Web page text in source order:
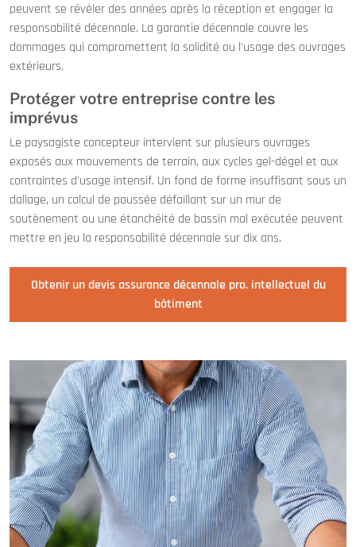
peuvent se révéler des années après la réception et engager la
responsabilité décennale. La garantie décennale couvre les
dommages qui compromettent la solidité ou l'usage des ouvrages
extérieurs.
Protéger votre entreprise contre les
imprévus
Le paysagiste concepteur intervient sur plusieurs ouvrages
exposés aux mouvements de terrain, aux cycles gel-dégel et aux
contraintes d'usage intensif. Un fond de forme insuffisant sous un
dallage, un calcul de poussée défaillant sur un mur de
soutènement ou une étanchéité de bassin mal exécutée peuvent
mettre en jeu la responsabilité décennale sur dix ans.
Obtenir un devis assurance décennale pro. intellectuel du
bâtiment